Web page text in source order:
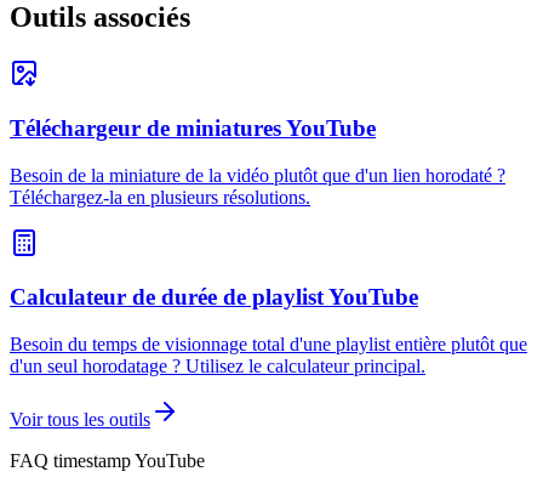
Outils associés
Téléchargeur de miniatures YouTube
Besoin de la miniature de la vidéo plutôt que d'un lien horodaté ?
Téléchargez-la en plusieurs résolutions.
Calculateur de durée de playlist YouTube
Besoin du temps de visionnage total d'une playlist entière plutôt que
d'un seul horodatage ? Utilisez le calculateur principal.
Voir tous les outils
FAQ timestamp YouTube